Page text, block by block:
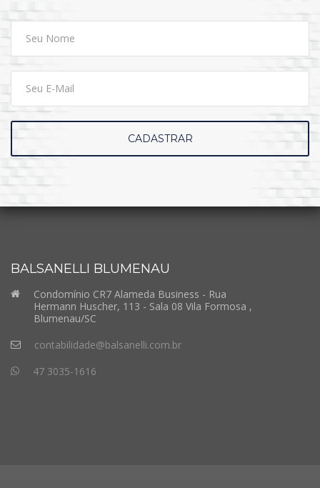
CADASTRAR
BALSANELLI BLUMENAU
Condomínio CR7 Alameda Business - Rua
Hermann Huscher, 113 - Sala 08 Vila Formosa ,
Blumenau/SC
contabilidade@balsanelli.com.br
47 3035-1616